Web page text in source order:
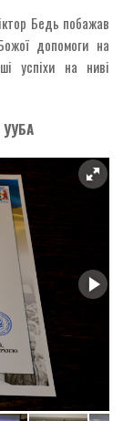
Бедь побажав
допомоги на
успіхи на ниві
УУБА